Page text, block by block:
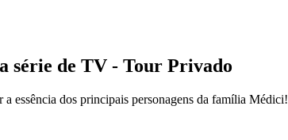
série de TV - Tour Privado
essência dos principais personagens da família Médici!